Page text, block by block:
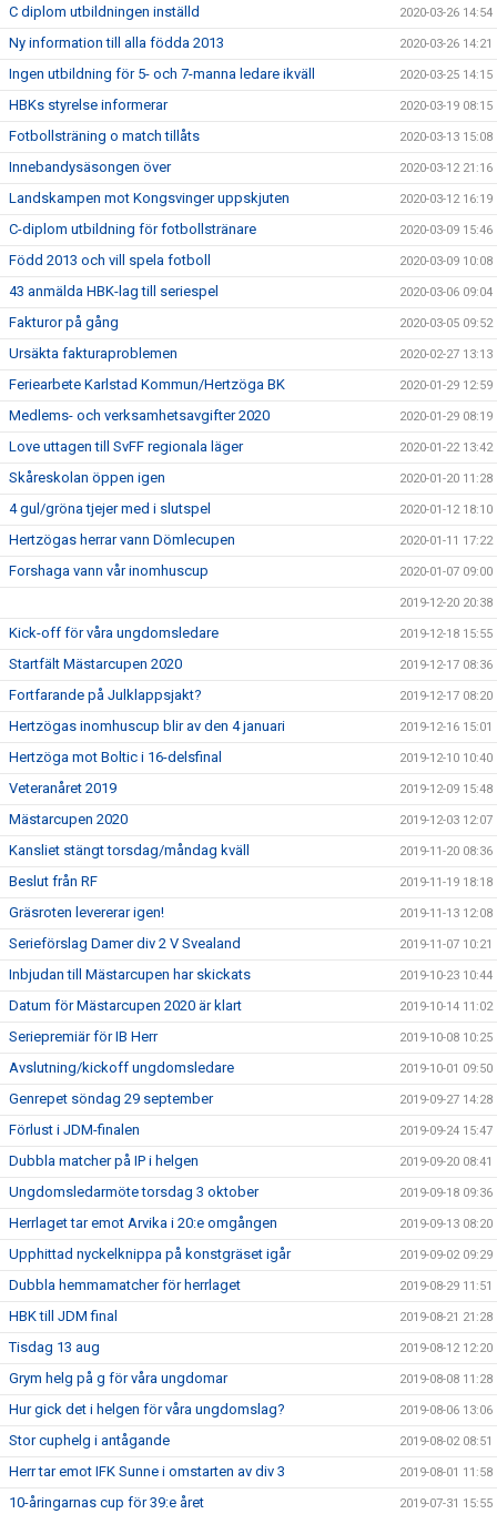
C diplom utbildningen inställd 2020-03-26 14:54
Ny information till alla födda 2013 2020-03-26 14:21
Ingen utbildning för 5- och 7-manna ledare ikväll 2020-03-25 14:15
HBKs styrelse informerar 2020-03-19 08:15
Fotbollsträning o match tillåts 2020-03-13 15:08
Innebandysäsongen över 2020-03-12 21:16
Landskampen mot Kongsvinger uppskjuten 2020-03-12 16:19
C-diplom utbildning för fotbollstränare 2020-03-09 15:46
Född 2013 och vill spela fotboll 2020-03-09 10:08
43 anmälda HBK-lag till seriespel 2020-03-06 09:04
Fakturor på gång 2020-03-05 09:52
Ursäkta fakturaproblemen 2020-02-27 13:13
Feriearbete Karlstad Kommun/Hertzöga BK 2020-01-29 12:59
Medlems- och verksamhetsavgifter 2020 2020-01-29 08:19
Love uttagen till SvFF regionala läger 2020-01-22 13:42
Skåreskolan öppen igen 2020-01-20 11:28
4 gul/gröna tjejer med i slutspel 2020-01-12 18:10
Hertzögas herrar vann Dömlecupen 2020-01-11 17:22
Forshaga vann vår inomhuscup 2020-01-07 09:00
2019-12-20 20:38
Kick-off för våra ungdomsledare 2019-12-18 15:55
Startfält Mästarcupen 2020 2019-12-17 08:36
Fortfarande på Julklappsjakt? 2019-12-17 08:20
Hertzögas inomhuscup blir av den 4 januari 2019-12-16 15:01
Hertzöga mot Boltic i 16-delsfinal 2019-12-10 10:40
Veteranåret 2019 2019-12-09 15:48
Mästarcupen 2020 2019-12-03 12:07
Kansliet stängt torsdag/måndag kväll 2019-11-20 08:36
Beslut från RF 2019-11-19 18:18
Gräsroten levererar igen! 2019-11-13 12:08
Serieförslag Damer div 2 V Svealand 2019-11-07 10:21
Inbjudan till Mästarcupen har skickats 2019-10-23 10:44
Datum för Mästarcupen 2020 är klart 2019-10-14 11:02
Seriepremiär för IB Herr 2019-10-08 10:25
Avslutning/kickoff ungdomsledare 2019-10-01 09:50
Genrepet söndag 29 september 2019-09-27 14:28
Förlust i JDM-finalen 2019-09-24 15:47
Dubbla matcher på IP i helgen 2019-09-20 08:41
Ungdomsledarmöte torsdag 3 oktober 2019-09-18 09:36
Herrlaget tar emot Arvika i 20:e omgången 2019-09-13 08:20
Upphittad nyckelknippa på konstgräset igår 2019-09-02 09:29
Dubbla hemmamatcher för herrlaget 2019-08-29 11:51
HBK till JDM final 2019-08-21 21:28
Tisdag 13 aug 2019-08-12 12:20
Grym helg på g för våra ungdomar 2019-08-08 11:28
Hur gick det i helgen för våra ungdomslag? 2019-08-06 13:06
Stor cuphelg i antågande 2019-08-02 08:51
Herr tar emot IFK Sunne i omstarten av div 3 2019-08-01 11:58
10-åringarnas cup för 39:e året 2019-07-31 15:55